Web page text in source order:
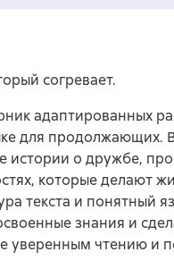
согревает.
адаптированных
для продолжающих.
истории о дружбе,
которые делают
текста и понятный
знания и
уверенным чтению и